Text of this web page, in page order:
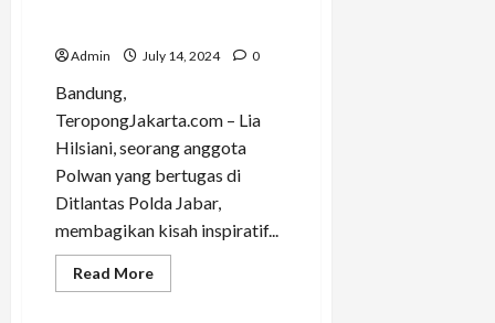
Admin July 14, 2024 0
Bandung,
TeropongJakarta.com – Lia
Hilsiani, seorang anggota
Polwan yang bertugas di
Ditlantas Polda Jabar,
membagikan kisah inspiratif...
Read MoreRead
more